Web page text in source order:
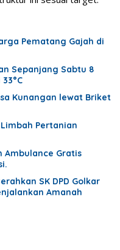
Pematang Gajah di
Sepanjang Sabtu 8
Kunangan lewat Briket
Pertanian
Ambulance Gratis
SK DPD Golkar
Amanah